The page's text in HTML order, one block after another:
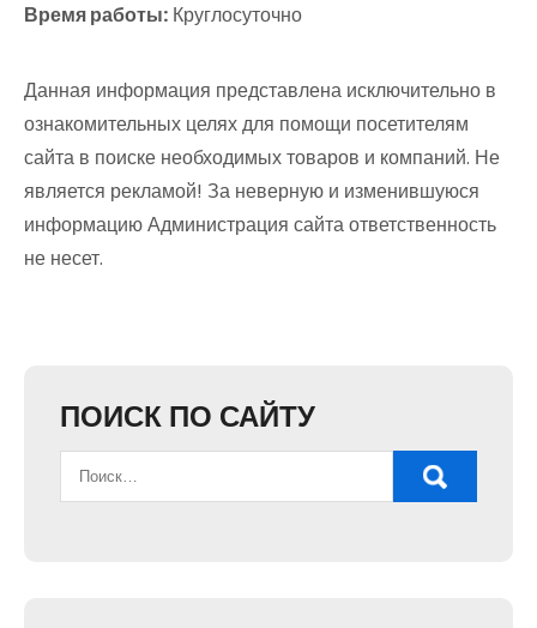
Время работы: Круглосуточно
Данная информация представлена исключительно в
ознакомительных целях для помощи посетителям
сайта в поиске необходимых товаров и компаний. Не
является рекламой! За неверную и изменившуюся
информацию Администрация сайта ответственность
не несет.
ПОИСК ПО САЙТУ